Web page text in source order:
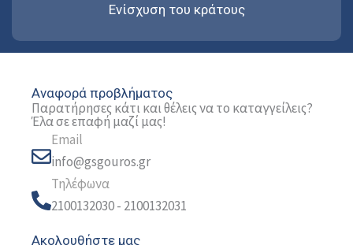
Ενίσχυση του κράτους
Αναφορά προβλήματος
Παρατήρησες κάτι και θέλεις να το καταγγείλεις?
Έλα σε επαφή μαζί μας!
Email
info@gsgouros.gr
Τηλέφωνα
2100132030 - 2100132031
Ακολουθήστε μας